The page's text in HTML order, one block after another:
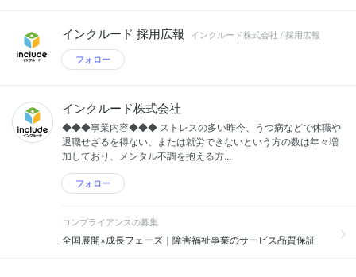
インクルード 採用広報 インクルード株式会社 / 採用広報
フォロー
インクルード株式会社
◆◆◆事業内容◆◆◆ ストレスの多い昨今、うつ病などで休職や
退職せざるを得ない、または就労できないという方の数は年々増
加しており、メンタル不調を抱える方...
フォロー
コンプライアンスの募集
全国展開×成長フェーズ｜障害福祉事業のサービス品質保証